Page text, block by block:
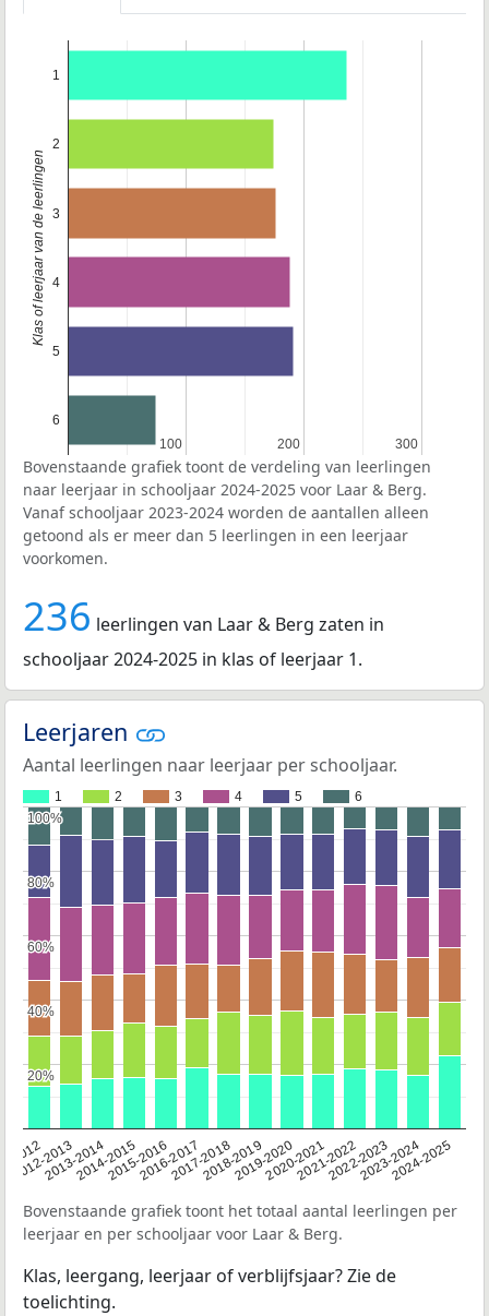
100
100 200
200 300
300
1
2
3
4
5
6
Klas of leerjaar van de leerlingen
Bovenstaande grafiek toont de verdeling van leerlingen
naar leerjaar in schooljaar 2024-2025 voor Laar & Berg.
Vanaf schooljaar 2023-2024 worden de aantallen alleen
getoond als er meer dan 5 leerlingen in een leerjaar
voorkomen.
236 leerlingen van Laar & Berg zaten in
schooljaar 2024-2025 in klas of leerjaar 1.
Leerjaren
Aantal leerlingen naar leerjaar per schooljaar.
1 2 3 4 5 6
2012
2012-2013
2013-20142014-20152015-20162016-20172017-20182018-20192019-20202020-20212021-20222022-20232023-20242024-2025
20%
20%
40%
40%
60%
60%
80%
80%
100%
100%
Bovenstaande grafiek toont het totaal aantal leerlingen per
leerjaar en per schooljaar voor Laar & Berg.
Klas, leergang, leerjaar of verblijfsjaar? Zie de
toelichting.